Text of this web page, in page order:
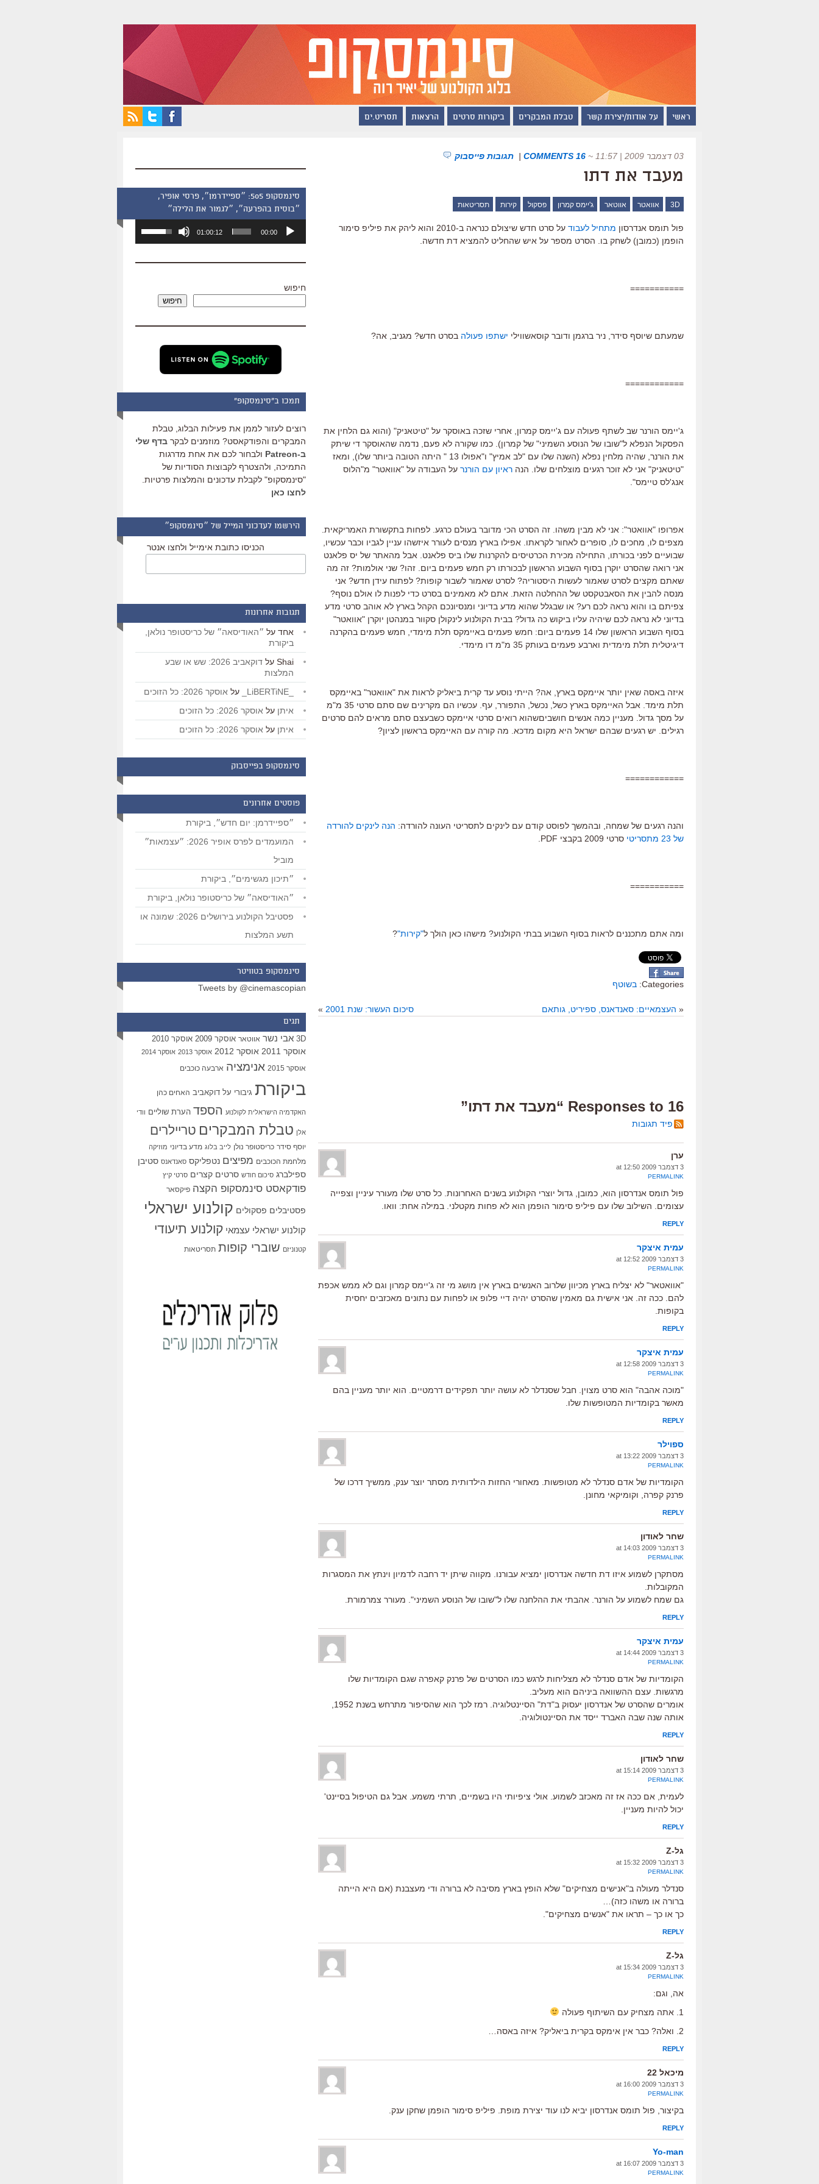
ראשי על אודות/יצירת קשר טבלת המבקרים ביקורות סרטים הרצאות תסריט.ים
03 דצמבר 2009 | 11:57 ~
16 COMMENTS
| תגובות פייסבוק
מעבד את דתו
3D אוואטר אווטאר ג'יימס קמרון פסקול קירות תסריטאות
פול תומס אנדרסון מתחיל לעבוד
על סרט חדש שיצולם כנראה ב-2010 והוא ליהק את פיליפ סימור
הופמן (כמובן) לשחק בו. הסרט מספר על איש שהחליט להמציא דת חדשה.
===========
שמעתם שיוסף סידר, ניר ברגמן ודובר קוסאשווילי ישתפו פעולה בסרט חדש? מגניב, אה?
============
ג'יימס הורנר שב לשתף פעולה עם ג'יימס קמרון, אחרי שזכה באוסקר על "טיטאניק" (והוא גם הלחין את
הפסקול הנפלא ל"שובו של הנוסע השמיני" של קמרון). כמו שקורה לא פעם, נדמה שהאוסקר די שיתק
את הורנר, שהיה מלחין נפלא (השנה שלו עם "לב אמיץ" ו"אפולו 13 " היתה הטובה ביותר שלו), ומאז
"טיטאניק" אני לא זוכר רגעים מוצלחים שלו. הנה ראיון עם הורנר על העבודה על "אוואטר" מ"הלוס
אנג'לס טיימס".
אפרופו "אוואטר": אני לא מבין משהו. זה הסרט הכי מדובר בעולם כרגע. לפחות בתקשורת האמריקאית.
מצפים לו, מחכים לו, סופרים לאחור לקראתו. אפילו בארץ מנסים לעורר איזשהו עניין לגביו וכבר עכשיו,
שבועיים לפני בכורתו, התחילה מכירת הכרטיסים להקרנות שלו ביס פלאנט. אבל מהאתר של יס פלאנט
אני רואה שהסרט יוקרן בסוף השבוע הראשון לבכורתו רק חמש פעמים ביום. זהו? שני אולמות? זה מה
שאתם מקצים לסרט שאמור לעשות היסטוריה? לסרט שאמור לשבור קופות? לפתוח עידן חדש? אני
מנסה להבין את הסאבטקסט של ההחלטה הזאת. אתם לא מאמינים בסרט כדי לפנות לו אולם נוסף?
צפיתם בו והוא נראה לכם רע? או שבגלל שהוא מדע בדיוני ומנסיונכם הקהל בארץ לא אוהב סרטי מדע
בדיוני לא נראה לכם שיהיה עליו ביקוש כה גדול? בבית הקולנוע לינקולן סקוור במנהטן יוקרן "אוואטר"
בסוף השבוע הראשון שלו 14 פעמים ביום: חמש פעמים באיימקס תלת מימדי, חמש פעמים בהקרנה
דיגיטלית תלת מימדית וארבע פעמים בעותק 35 מ"מ דו מימדי.
איזה באסה שאין יותר איימקס בארץ, אה? הייתי נוסע עד קרית ביאליק לראות את "אוואטר" באיימקס
תלת מימד. אבל האיימקס בארץ כשל, נכשל, התפורר, עף. עכשיו הם מקרינים שם סתם סרטי 35 מ"מ
על מסך גדול. מעניין כמה אנשים חושביםשהוא רואים סרטי איימקס כשבעצם סתם מראים להם סרטים
רגילים. יש רגעים שבהם ישראל היא מקום מדכא. מה קורה עם האיימקס בראשון לציון?
============
והנה רגעים של שמחה, ובהמשך לפוסט קודם עם לינקים לתסריטי העונה להורדה: הנה לינקים להורדה
של 23 מתסריטי
סרטי 2009 בקבצי PDF.
===========
ומה אתם מתכננים לראות בסוף השבוע בבתי הקולנוע? מישהו כאן הולך ל"קירות"?
Categories: בשוטף
« העצמאיים: סאנדאנס, ספיריט, גותאם סיכום העשור: שנת 2001 »
16 Responses to “מעבד את דתו”
פיד תגובות
ערן
3 דצמבר 2009 at 12:50
PERMALINK
פול תומס אנדרסון הוא, כמובן, גדול יוצרי הקולנוע בשנים האחרונות. כל סרט שלו מעורר עיניין וצפייה
עצומים. השילוב שלו עם פיליפ סימור הופמן הוא לא פחות מקטלני. במילה אחת: וואו.
REPLY
עמית איצקר
3 דצמבר 2009 at 12:52
PERMALINK
"אוואטאר" לא יצליח בארץ מכיוון שלרוב האנשים בארץ אין מושג מי זה ג'יימס קמרון וגם לא ממש אכפת
להם. ככה זה. אני אישית גם מאמין שהסרט יהיה דיי פלופ או לפחות עם נתונים מאכזבים יחסית
בקופות.
REPLY
עמית איצקר
3 דצמבר 2009 at 12:58
PERMALINK
"מוכה אהבה" הוא סרט מצוין. חבל שסנדלר לא עושה יותר תפקידים דרמטיים. הוא יותר מעניין בהם
מאשר בקומדיות המטופשות שלו.
REPLY
ספוילר
3 דצמבר 2009 at 13:22
PERMALINK
הקומדיות של אדם סנדלר לא מטופשות. מאחורי החזות הילדותית מסתר יוצר ענק, ממשיך דרכו של
פרנק קפרה, וקומיקאי מחונן.
REPLY
שחר לאודון
3 דצמבר 2009 at 14:03
PERMALINK
מסתקרן לשמוע איזו דת חדשה אנדרסון ימציא עבורנו. מקווה שיתן יד רחבה לדמיון וינתץ את המסגרות
המקובלות.
גם שמח לשמוע על הורנר. אהבתי את ההלחנה שלו ל"שובו של הנוסע השמיני". מעורר צמרמורת.
REPLY
עמית איצקר
3 דצמבר 2009 at 14:44
PERMALINK
הקומדיות של אדם סנדלר לא מצליחות לרגש כמו הסרטים של פרנק קאפרה שגם הקומדיות שלו
מרגשות. עצם ההשוואה ביניהם הוא מעליב.
אותה שנה שבה האברד ייסד את הסיינטולוגיה.
REPLY
שחר לאודון
3 דצמבר 2009 at 15:14
PERMALINK
לעמית, אם ככה אז זה מאכזב לשמוע. אולי ציפיותי היו בשמיים, תרתי משמע. אבל גם הטיפול בסיינט'
יכול להיות מעניין.
REPLY
גל-Z
3 דצמבר 2009 at 15:32
PERMALINK
סנדלר מעולה ב"אנישים מצחיקים" שלא הופץ בארץ מסיבה לא ברורה ודי מעצבנת (אם היא הייתה
ברורה או משהו כזה)…
כך או כך – תראו את "אנשים מצחיקים".
REPLY
גל-Z
3 דצמבר 2009 at 15:34
PERMALINK
אה, וגם:
1. אתה מצחיק עם השיתוף פעולה
2. ואלה? כבר אין אימקס בקרית ביאליק? איזה באסה…
REPLY
מיכאל 22
3 דצמבר 2009 at 16:00
PERMALINK
בקיצור, פול תומס אנדרסון יביא לנו עוד יצירת מופת. פיליפ סימור הופמן שחקן ענק.
REPLY
Yo-man
3 דצמבר 2009 at 16:07
PERMALINK
סינמסקופ 505: ״ספיידרמן״, פרסי אופיר,
״בוסית בהפרעה״, ״לגמור את הלילה״
אודיו
00:00
01:00:12
השתמש
כדי
שמע.
חיפוש
חיפוש
תמכו ב"סינמסקופ"
רוצים לעזור לממן את פעילות הבלוג, טבלת
המבקרים והפודקאסט? מוזמנים לבקר בדף שלי
ב-Patreon
ולבחור לכם את אחת מדרגות
התמיכה, ולהצטרף לקבוצות הסודיות של
"סינמסקופ" לקבלת עדכונים והמלצות פרטיות.
לחצו כאן
הירשמו לעדכוני המייל של ״סינמסקופ״
הכניסו כתובת אימייל ולחצו אנטר
תגובות אחרונות
אחד על ״האודיסאה״ של כריסטופר נולאן,
ביקורת
Shai על
דוקאביב 2026: שש או שבע
המלצות
על אוסקר 2026: כל הזוכים
איתן על אוסקר 2026: כל הזוכים
איתן על אוסקר 2026: כל הזוכים
סינמסקופ בפייסבוק
פוסטים אחרונים
״ספיידרמן: יום חדש״, ביקורת
המועמדים לפרס אופיר 2026: ״עצמאות״
מוביל
״תיכון מגשימים״, ביקורת
״האודיסאה״ של כריסטופר נולאן, ביקורת
פסטיבל הקולנוע בירושלים 2026: שמונה או
תשע המלצות
סינמסקופ בטוויטר
Tweets by @cinemascopian
תגים
3D אבי נשר אווטאר אוסקר 2009 אוסקר 2010
אוסקר 2011 אוסקר 2012 אוסקר 2013 אוסקר 2014
אוסקר 2015 אנימציה ארבעה כוכבים
ביקורת גיבורי על דוקאביב האחים כהן
האקדמיה הישראלית לקולנוע הספד הערת שוליים וודי
אלן טבלת המבקרים טריילרים
יוסף סידר כריסטופר נולן לייב בלוג מדע בדיוני מוזיקה
מלחמת הכוכבים מפיצים נטפליקס סאנדאנס סטיבן
ספילברג סיכום חודש סרטים קצרים סרטי קיץ
פודקאסט סינמסקופ הקצה פיקסאר
פסטיבלים פסקולים קולנוע ישראלי
קולנוע ישראלי עצמאי קולנוע תיעודי
קטנוניזם שוברי קופות תסריטאות